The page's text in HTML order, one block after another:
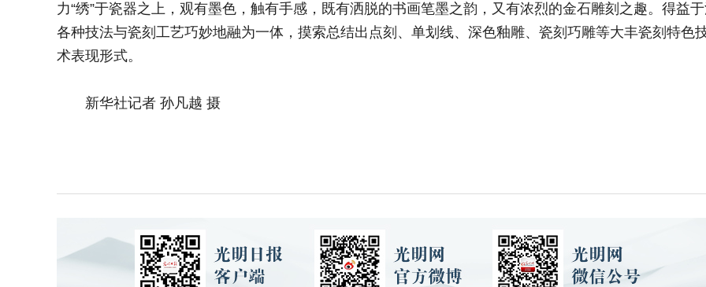
力“绣”于瓷器之上，观有墨色，触有手感，既有洒脱的书画笔墨之韵，又有浓烈的金石雕刻之趣。得益
各种技法与瓷刻工艺巧妙地融为一体，摸索总结出点刻、单划线、深色釉雕、瓷刻巧雕等大丰瓷刻特色
术表现形式。
新华社记者 孙凡越 摄